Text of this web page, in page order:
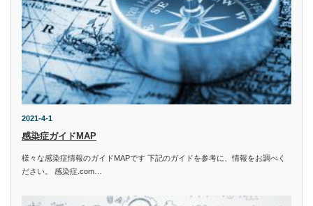
2021-4-1
感染症ガイドMAP
様々な感染症情報のガイドMAPです 下記のガイドを参考に、情報をお調べく
ださい。 感染症.com…